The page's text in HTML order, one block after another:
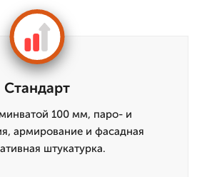
Стандарт
100 мм, паро- и
армирование и фасадная
штукатурка.